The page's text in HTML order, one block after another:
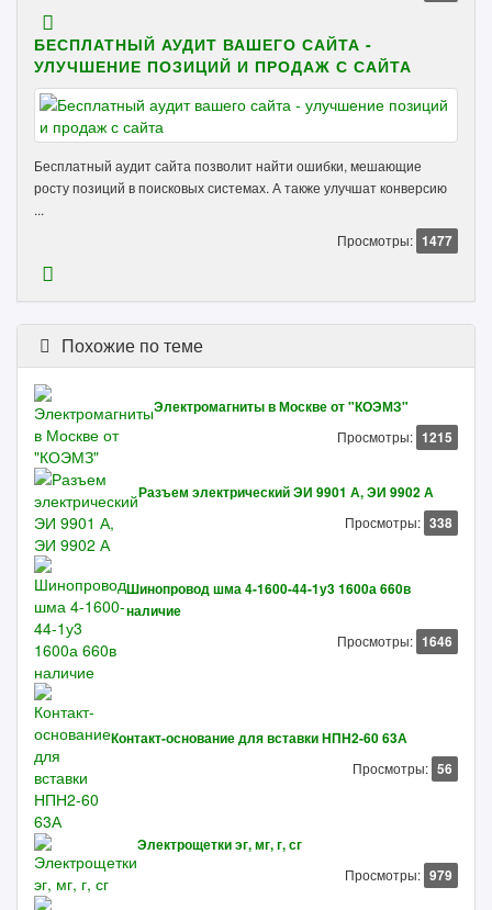
БЕСПЛАТНЫЙ АУДИТ ВАШЕГО САЙТА -
УЛУЧШЕНИЕ ПОЗИЦИЙ И ПРОДАЖ С САЙТА
Бесплатный аудит сайта позволит найти ошибки, мешающие
росту позиций в поисковых системах. А также улучшат конверсию
...
Просмотры: 1477
Похожие по теме
Электромагниты в Москве от "КОЭМЗ"
Просмотры: 1215
Разъем электрический ЭИ 9901 А, ЭИ 9902 А
Просмотры: 338
Шинопровод шма 4-1600-44-1у3 1600а 660в
наличие
Просмотры: 1646
Контакт-основание для вставки НПН2-60 63А
Просмотры: 56
Электрощетки эг, мг, г, сг
Просмотры: 979